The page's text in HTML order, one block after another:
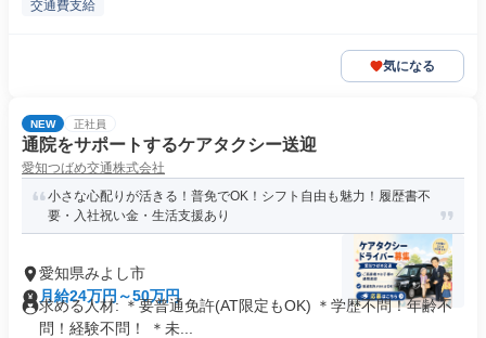
交通費支給
気になる
NEW 正社員
通院をサポートするケアタクシー送迎
愛知つばめ交通株式会社
小さな心配りが活きる！普免でOK！シフト自由も魅力！履歴書不
要・入社祝い金・生活支援あり
愛知県みよし市
月給24万円～50万円
求める人材: ＊要普通免許(AT限定もOK) ＊学歴不問！年齢不
問！経験不問！ ＊未...